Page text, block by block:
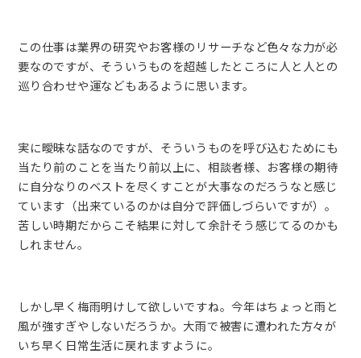
この仕事は業界の研究やお客様のリサーチなど色々な力が必
要なのですが、そういうものを超越したところに人と人との
巡り合わせや運などもあるように思います。
実に曖昧な話なのですが、そういうものを呼び込むためにも
当たり前のことを当たり前以上に、相談者様、お客様の期待
に自分なりのベストを尽くすことが大事なのだろうなと感じ
ています（出来ているのかは自分で評価しづらいですが）。
苦しい時期だからこそ結果に対して余計そう感じてるのかも
しれません。
しかし早く梅雨明けして欲しいですね。今年はちょっと雨と
風が強すぎやしないだろうか。大雨で被害に遭われた方々が
いち早く日常生活に戻れますように。